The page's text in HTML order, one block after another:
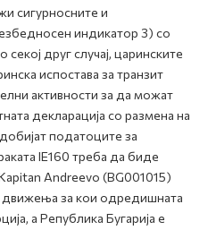
сигурносните и
индикатор 3) со
секој друг случај, царинските
испостава за транзит
активности за да можат
декларација со размена на
податоците за
IE160 треба да биде
Andreevo (BG001015)
движења за кои одредишната
а Република Бугарија е